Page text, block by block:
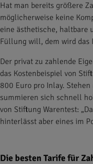
Hat man bereits größere
möglicherweise keine
eine ästhetische, haltbare
Füllung will, dem wird das
Der privat zu zahlende
das Kostenbeispiel von
800 Euro pro Inlay.
summieren sich schnell
von Stiftung Warentest:
hinterlässt aber eines im
Die besten Tarife für